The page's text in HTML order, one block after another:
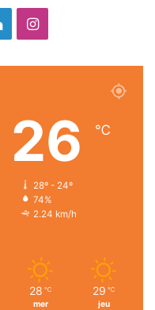
LinkedinInstagram
26 ℃
28º - 24º
74%
2.24 km/h
28 ℃
mer
29 ℃
jeu